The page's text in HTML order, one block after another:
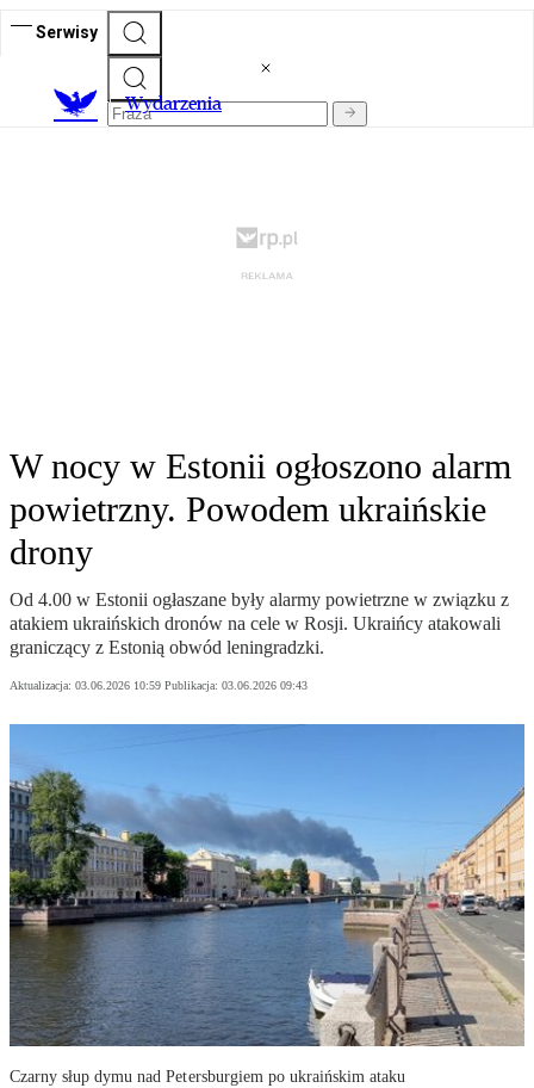
Serwisy
Wydarzenia
W nocy w Estonii ogłoszono alarm
powietrzny. Powodem ukraińskie
drony
Od 4.00 w Estonii ogłaszane były alarmy powietrzne w związku z
atakiem ukraińskich dronów na cele w Rosji. Ukraińcy atakowali
graniczący z Estonią obwód leningradzki.
Aktualizacja: 03.06.2026 10:59 Publikacja: 03.06.2026 09:43
Czarny słup dymu nad Petersburgiem po ukraińskim ataku